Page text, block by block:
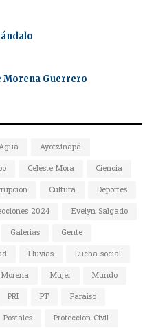
Morena Guerrero
Ayotzinapa
Celeste Mora
Ciencia
Cultura
Deportes
2024
Evelyn Salgado
Galerias
Gente
Lluvias
Lucha social
Morena Mujer
Mundo
PRI PT
Paraiso
Postales
Proteccion Civil